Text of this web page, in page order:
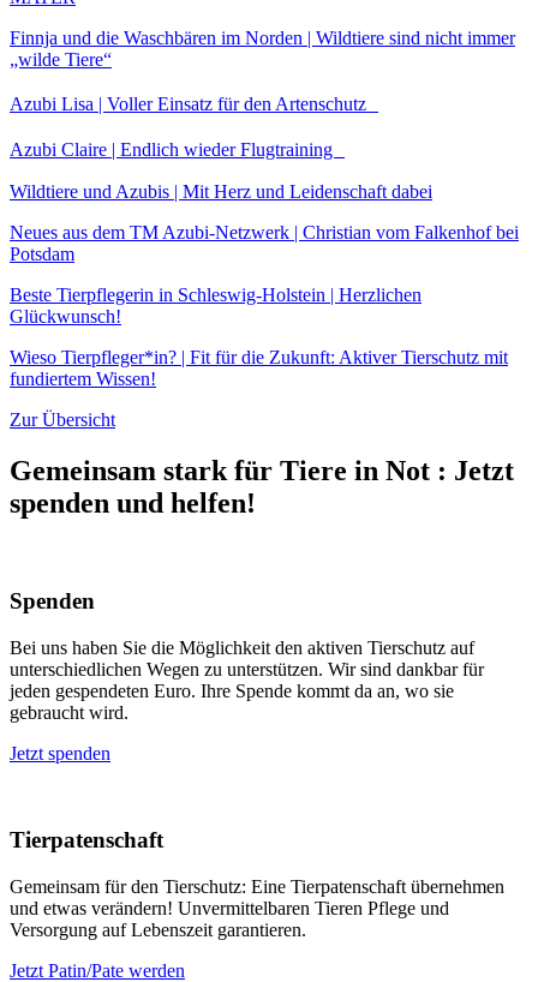
Finnja und die Waschbären im Norden | Wildtiere sind nicht immer
„wilde Tiere“
Azubi Lisa | Voller Einsatz für den Artenschutz
Azubi Claire | Endlich wieder Flugtraining
Wildtiere und Azubis | Mit Herz und Leidenschaft dabei
Neues aus dem TM Azubi-Netzwerk | Christian vom Falkenhof bei
Potsdam
Beste Tierpflegerin in Schleswig-Holstein | Herzlichen
Glückwunsch!
Wieso Tierpfleger*in? | Fit für die Zukunft: Aktiver Tierschutz mit
fundiertem Wissen!
Zur Übersicht
Gemeinsam stark für Tiere in Not : Jetzt
spenden und helfen!
Spenden
Bei uns haben Sie die Möglichkeit den aktiven Tierschutz auf
unterschiedlichen Wegen zu unterstützen. Wir sind dankbar für
jeden gespendeten Euro. Ihre Spende kommt da an, wo sie
gebraucht wird.
Jetzt spenden
Tierpatenschaft
Gemeinsam für den Tierschutz: Eine Tierpatenschaft übernehmen
und etwas verändern! Unvermittelbaren Tieren Pflege und
Versorgung auf Lebenszeit garantieren.
Jetzt Patin/Pate werden